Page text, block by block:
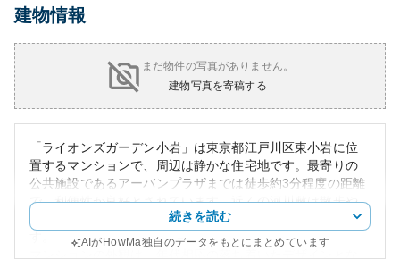
建物情報
まだ物件の写真がありません。
建物写真を寄稿する
「ライオンズガーデン小岩」は東京都江戸川区東小岩に位
置するマンションで、周辺は静かな住宅地です。最寄りの
公共施設であるアーバンプラザまでは徒歩約3分程度の距離
で、利便性が良好とされています。近くの河川敷は散歩や
ランニングに適しており、快適な生活環境を享受できま
続きを読む
AIがHowMa独自のデータをもとにまとめています